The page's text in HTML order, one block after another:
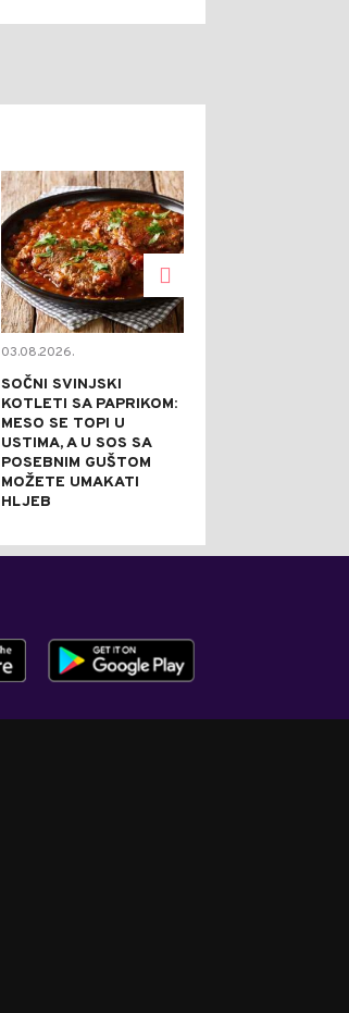
03.08.2026.
SOČNI SVINJSKI
KOTLETI SA PAPRIKOM:
MESO SE TOPI U
USTIMA, A U SOS SA
POSEBNIM GUŠTOM
MOŽETE UMAKATI
HLJEB